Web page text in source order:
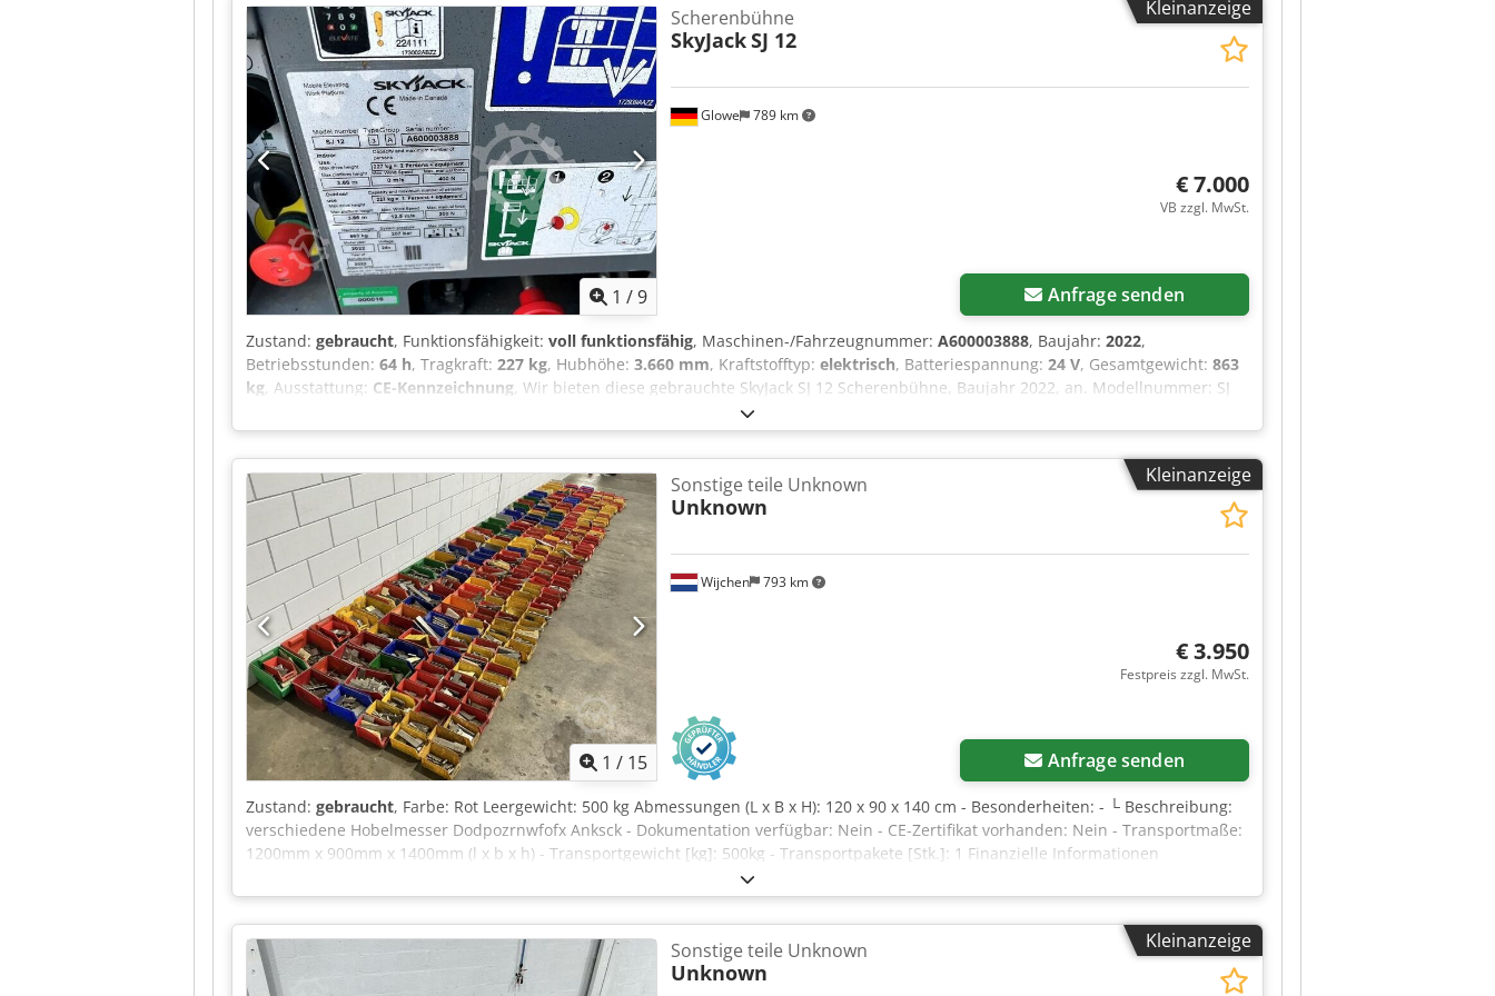
Einhaltung aller einschlägigen Sicherheits- und Betriebsvorschriften obliegen ausschließlich dem Käufer.
Kleinanzeige
1 /9
Glowe 789 km
Scherenbühne
SkyJackSJ 12
€ 7.000
VB zzgl. MwSt.
Anfrage senden
Zustand: gebraucht, Funktionsfähigkeit: voll funktionsfähig, Maschinen-/Fahrzeugnummer: A600003888, Baujahr: 2022,
Betriebsstunden: 64 h, Tragkraft: 227 kg, Hubhöhe: 3.660 mm, Kraftstofftyp: elektrisch, Batteriespannung: 24 V, Gesamtgewicht: 863
kg, Ausstattung: CE-Kennzeichnung, Wir bieten diese gebrauchte SkyJack SJ 12 Scherenbühne, Baujahr 2022, an. Modellnummer: SJ
12 Dodpfjzrzy Hjx Ankeck Typengruppe: 3 A Seriennummer: A600003888 Maximale Plattformhöhe (innen): 3,66 m Maximale
Plattformhöhe (außen): 3,66 m Kapazität (innen): 227 kg Maximale Personenanzahl (innen): 2 Personen Maximale
Windgeschwindigkeit (innen): 0,00 m/s Maximale manuelle Kraft (innen): 400 N Kapazität (außen): 227 kg Maximale Personenanzahl
(außen): 1 Person Maximale Windgeschwindigkeit (außen): 12,5 m/s Maximale manuelle Kraft (außen): 200 N Maschinengewicht: 863
kg Systemdruck: 207 bar Maximaler Neigungswinkel (innen): 3,00 ° Maximaler Neigungswinkel (außen): 1,50 ° Spannung: 24 V
Baujahr: 2022 Wenn Sie Rückfragen haben oder mehr Informationen benötigen, schreiben Sie uns gerne eine Nachricht oder rufen
uns an.
Kleinanzeige
1 / 15
Wijchen 793 km
Sonstige teile Unknown
Unknown
€ 3.950
Festpreis zzgl. MwSt.
Anfrage senden
Zustand: gebraucht, Farbe: Rot Leergewicht: 500 kg Abmessungen (L x B x H): 120 x 90 x 140 cm - Besonderheiten: - └ Beschreibung:
verschiedene Hobelmesser Dodpozrnwfofx Anksck - Dokumentation verfügbar: Nein - CE-Zertifikat vorhanden: Nein - Transportmaße:
1200mm x 900mm x 1400mm (l x b x h) - Transportgewicht [kg]: 500kg - Transportpakete [Stk.]: 1 Finanzielle Informationen
Mehrwertsteuer: Der angegebene Preis versteht sich zzgl. Mehrwertsteuer Mehrwertsteuer/Differenzbesteuerung: Mehrwertsteuer
abzugsfähig für Unternehmer Lieferung und Inzahlungnahme jederzeit möglich für alles aus dem Industriebereich Yorick Diebels
Kleinanzeige
Sonstige teile Unknown
Unknown